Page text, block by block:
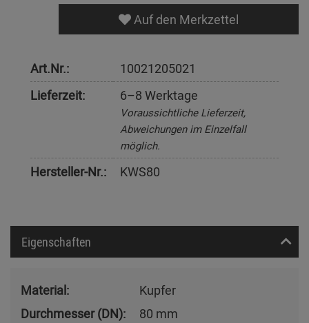
Auf den Merkzettel
Art.Nr.:
10021205021
Lieferzeit:
6–8 Werktage
Voraussichtliche Lieferzeit,
Abweichungen im Einzelfall
möglich.
Hersteller-Nr.: KWS80
Eigenschaften
Material:
Kupfer
Durchmesser (DN):
80 mm